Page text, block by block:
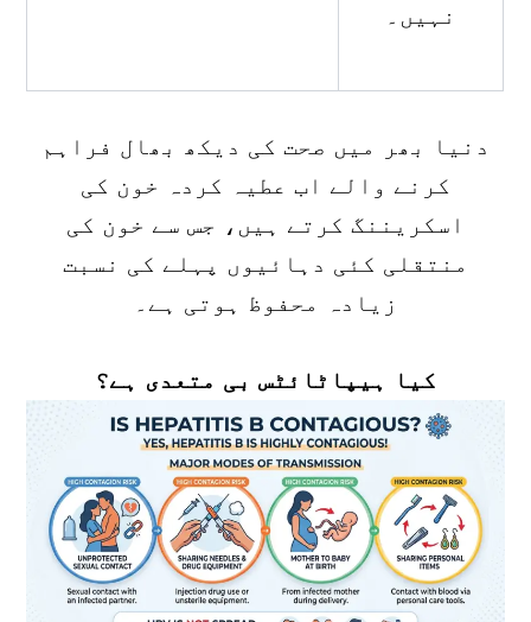
نہیں۔
دنیا بھر میں صحت کی دیکھ بھال فراہم
کرنے والے اب عطیہ کردہ خون کی
اسکریننگ کرتے ہیں، جس سے خون کی
منتقلی کئی دہائیوں پہلے کی نسبت
زیادہ محفوظ ہوتی ہے۔
کیا ہیپاٹائٹس بی متعدی ہے؟